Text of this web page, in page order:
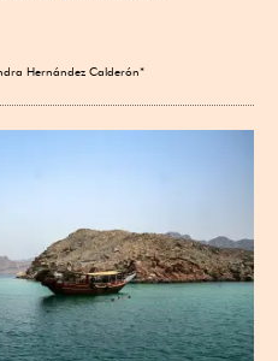
Hernández Calderón*